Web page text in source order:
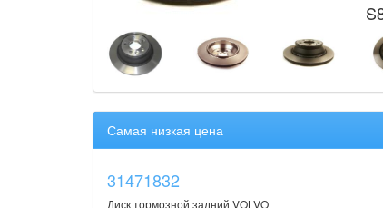
Самая низкая цена
31471832
Диск тормозной задний VOLVO